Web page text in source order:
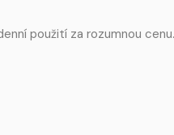
použití za rozumnou cenu.